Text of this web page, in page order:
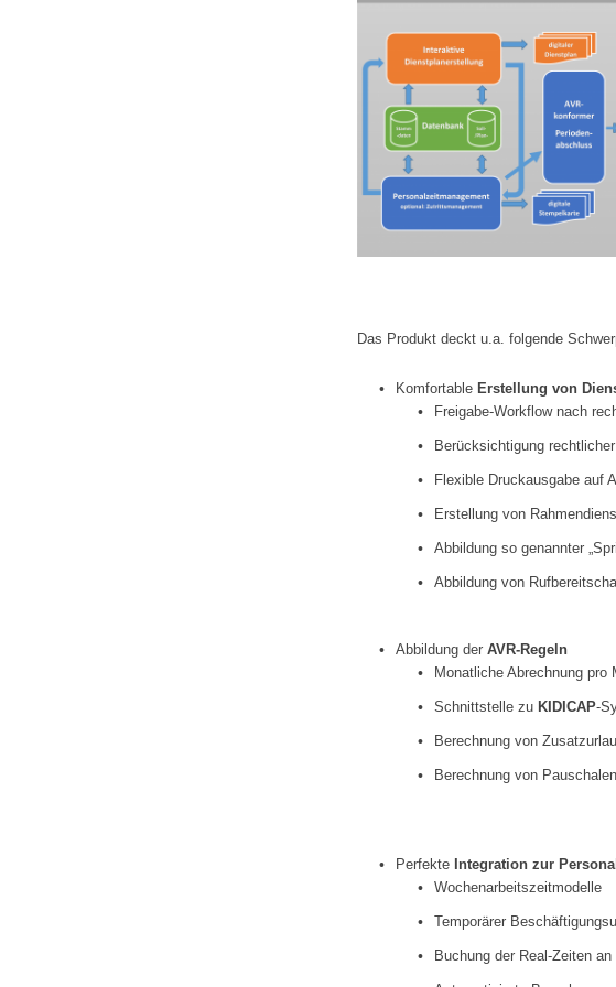
Das Produkt deckt u.a. folgende
Komfortable Erstellung von
Freigabe-Workflow nach
Berücksichtigung
Flexible Druckausgabe auf
Erstellung von
Abbildung so genannter
Abbildung von
Abbildung der AVR-Regeln
Monatliche Abrechnung pro
Schnittstelle zu KIDICAP-
Berechnung von
Berechnung von
Perfekte Integration zur
Wochenarbeitszeitmodelle
Temporärer
Buchung der Real-Zeiten